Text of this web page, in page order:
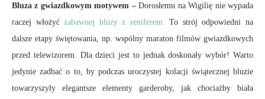
Bluza z gwiazdkowym motywem –Dorosłemu na Wigilię nie wypada
raczej włożyćzabawnej bluzy z reniferem.
To strój odpowiedni na
dalsze etapy świętowania, np. wspólny maraton filmów gwiazdkowych
przed telewizorem. Dla dzieci jest to jednak doskonały wybór! Warto
jedynie zadbać o to, by podczas uroczystej kolacji świątecznej bluzie
towarzyszyły elegantsze elementy garderoby, jak chociażby biała